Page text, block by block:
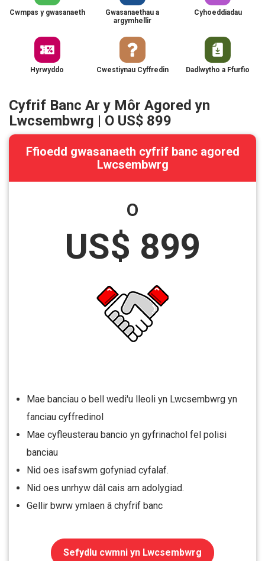
Cwmpas y gwasanaeth
Gwasanaethau a
argymhellir
Cyhoeddiadau
Hyrwyddo Cwestiynau Cyffredin Dadlwytho a Ffurfio
Cyfrif Banc Ar y Môr Agored yn
Lwcsembwrg | O US$ 899
Ffioedd gwasanaeth cyfrif banc agored
Lwcsembwrg
O
US$ 899
Mae banciau o bell wedi'u lleoli yn Lwcsembwrg yn
fanciau cyffredinol
Mae cyfleusterau bancio yn gyfrinachol fel polisi
banciau
Nid oes isafswm gofyniad cyfalaf.
Nid oes unrhyw dâl cais am adolygiad.
Gellir bwrw ymlaen â chyfrif banc
Sefydlu cwmni yn Lwcsembwrg